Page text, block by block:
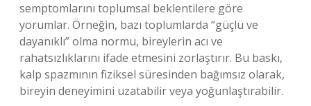
semptomlarını toplumsal beklentilere göre
yorumlar. Örneğin, bazı toplumlarda “güçlü ve
dayanıklı” olma normu, bireylerin acı ve
rahatsızlıklarını ifade etmesini zorlaştırır. Bu baskı,
kalp spazmının fiziksel süresinden bağımsız olarak,
bireyin deneyimini uzatabilir veya yoğunlaştırabilir.